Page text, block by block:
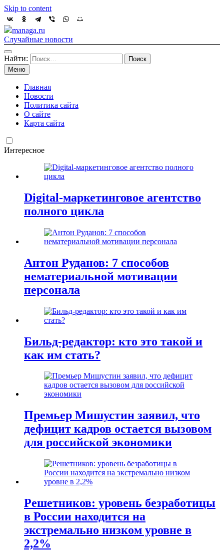
Skip to content
managa.ru
Случайные новости
Найти:
Меню
Главная
Новости
Политика сайта
О сайте
Карта сайта
Интересное
Digital-маркетинговое агентство
полного цикла
Антон Руданов: 7 способов
нематериальной мотивации
персонала
Бильд-редактор: кто это такой и
как им стать?
Премьер Мишустин заявил, что
дефицит кадров остается вызовом
для российской экономики
Решетников: уровень безработицы
в России находится на
экстремально низком уровне в
2,2%